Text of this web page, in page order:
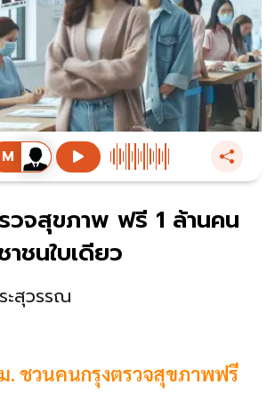
วจสุขภาพ ฟรี 1 ล้านคน
าชนใบเดียว
ะสุวรรณ
. ชวนคนกรุงตรวจสุขภาพฟรี